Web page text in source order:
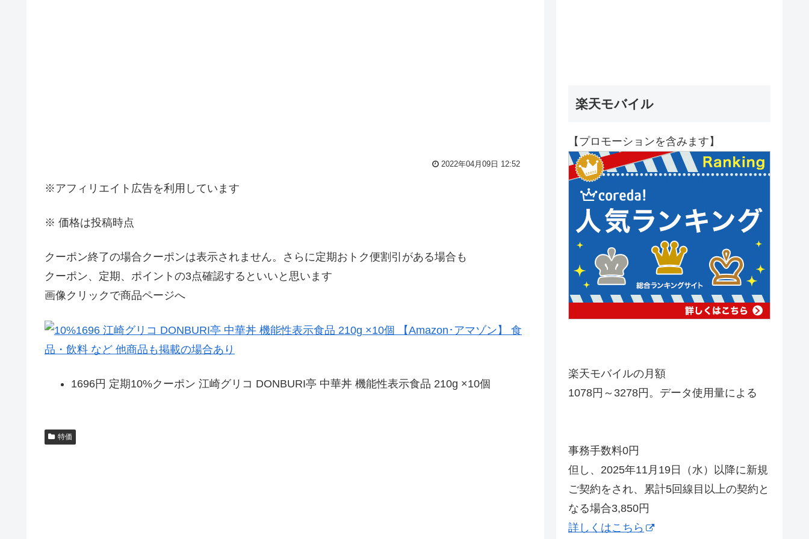
2022年04月09日 12:52
※アフィリエイト広告を利用しています
※ 価格は投稿時点
クーポン終了の場合クーポンは表示されません。さらに定期おトク便割引がある場合も
クーポン、定期、ポイントの3点確認するといいと思います
画像クリックで商品ページへ
1696円 定期10%クーポン 江崎グリコ DONBURI亭 中華丼 機能性表示食品 210g ×10個
特価
楽天モバイル
【プロモーションを含みます】
楽天モバイルの月額
1078円～3278円。データ使用量による
事務手数料0円
但し、2025年11月19日（水）以降に新規
ご契約をされ、累計5回線目以上の契約と
なる場合3,850円
詳しくはこちら